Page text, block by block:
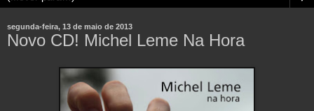
segunda-feira, 13 de maio de 2013
Novo CD! Michel Leme Na Hora